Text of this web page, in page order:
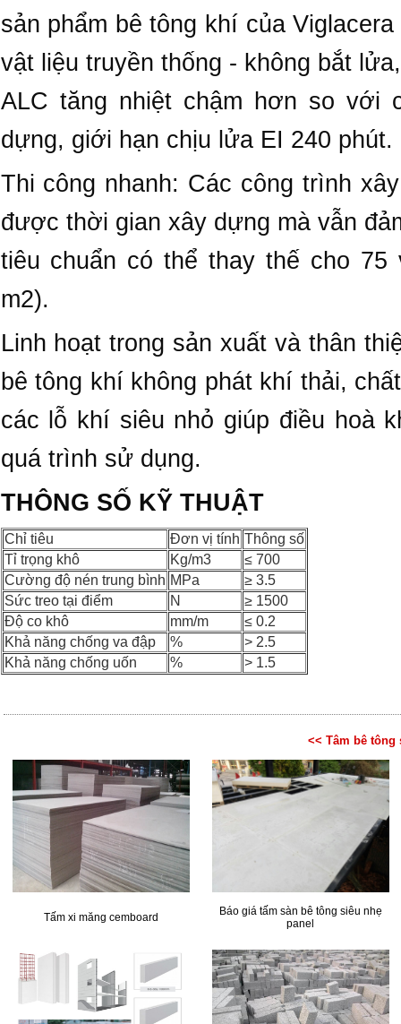
sản phẩm bê tông khí của
vật liệu truyền thống - không bắt
ALC tăng nhiệt chậm hơn so với
dựng, giới hạn chịu lửa EI 240 phút.
Thi công nhanh: Các công trình
được thời gian xây dựng mà vẫn
tiêu chuẩn có thể thay thế cho 75
m2).
Linh hoạt trong sản xuất và thân
bê tông khí không phát khí thải,
các lỗ khí siêu nhỏ giúp điều hoà
quá trình sử dụng.
THÔNG SỐ KỸ THUẬT
Chỉ tiêu Đơn vị tính Thông số
Tỉ trọng khô
Kg/m3
≤ 700
Cường độ nén trung bình MPa
≥ 3.5
Sức treo tại điểm
N
≥ 1500
Độ co khô
mm/m
≤ 0.2
Khả năng chống va đập
%
> 2.5
Khả năng chống uốn
% > 1.5
<< Tâm bê tông
Tấm xi măng cemboard
Báo giá tấm sàn bê tông siêu nhẹ
panel